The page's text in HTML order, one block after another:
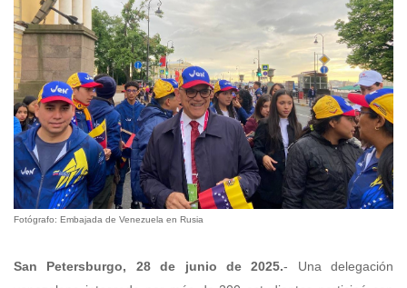
Fotógrafo: Embajada de Venezuela en Rusia
San Petersburgo, 28 de junio de 2025.- Una delegación